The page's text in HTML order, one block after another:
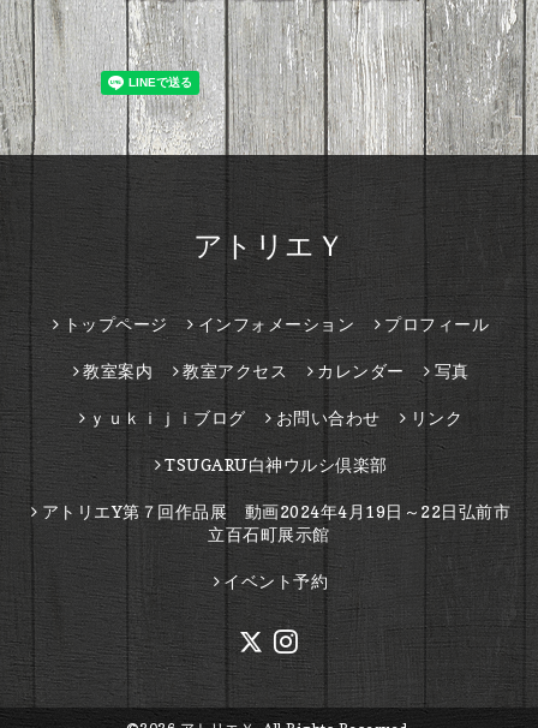
アトリエＹ
トップページ インフォメーション プロフィール
教室案内 教室アクセス カレンダー 写真
ｙｕｋｉｊｉブログ お問い合わせ リンク
TSUGARU白神ウルシ倶楽部
アトリエY第７回作品展 動画2024年4月19日～22日弘前市
立百石町展示館
イベント予約